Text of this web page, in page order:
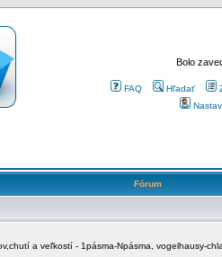
Bolo
FAQ Hľadať
Fórum
a veľkostí - 1pásma-Npásma, vogelhausy-